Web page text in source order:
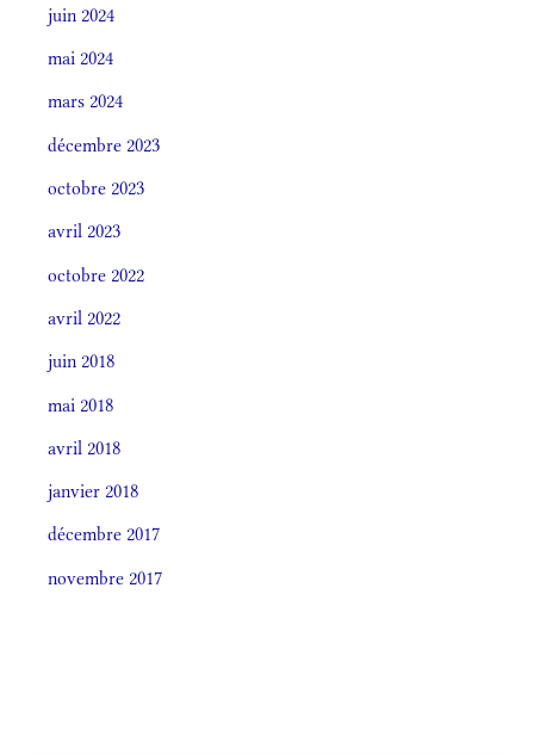
juin 2024
mai 2024
mars 2024
décembre 2023
octobre 2023
avril 2023
octobre 2022
avril 2022
juin 2018
mai 2018
avril 2018
janvier 2018
décembre 2017
novembre 2017